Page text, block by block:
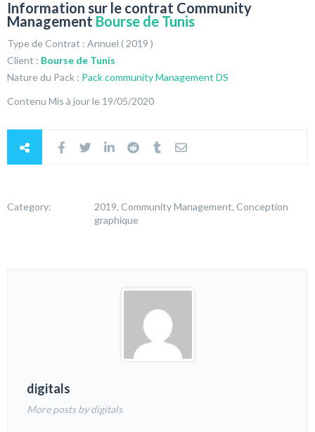
Information sur le contrat Community
Management Bourse de Tunis
Type de Contrat : Annuel ( 2019 )
Client : Bourse de Tunis
Nature du Pack : Pack community Management DS
Contenu Mis à jour le 19/05/2020
Category:
2019, Community Management, Conception
graphique
digitals
More posts by digitals